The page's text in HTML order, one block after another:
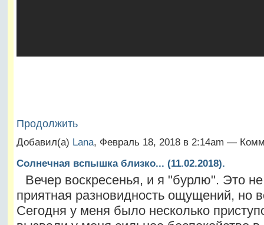
Продолжить
Добавил(а) Lana, Февраль 18, 2018 в 2:14am —
Солнечная вспышка близко... (11.02.2018).
Вечер воскресенья, и я "бурлю". Это
приятная разновидность ощущений, но
Сегодня у меня было несколько